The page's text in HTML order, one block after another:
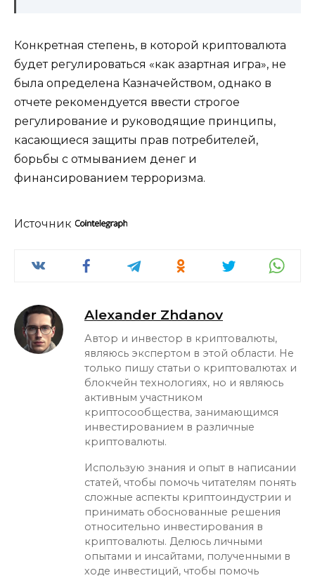
Конкретная степень, в которой криптовалюта
будет регулироваться «как азартная игра», не
была определена Казначейством, однако в
отчете рекомендуется ввести строгое
регулирование и руководящие принципы,
касающиеся защиты прав потребителей,
борьбы с отмыванием денег и
финансированием терроризма.
Источник
Alexander Zhdanov
Автор и инвестор в криптовалюты,
являюсь экспертом в этой области. Не
только пишу статьи о криптовалютах и
блокчейн технологиях, но и являюсь
активным участником
криптосообщества, занимающимся
инвестированием в различные
криптовалюты.
Использую знания и опыт в написании
статей, чтобы помочь читателям понять
сложные аспекты криптоиндустрии и
принимать обоснованные решения
относительно инвестирования в
криптовалюты. Делюсь личными
опытами и инсайтами, полученными в
ходе инвестиций, чтобы помочь